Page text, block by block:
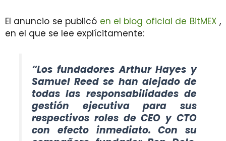
El anuncio se publicó en el blog oficial de BitMEX ,
en el que se lee explícitamente:
“Los fundadores Arthur Hayes y
Samuel Reed se han alejado de
todas las responsabilidades de
gestión ejecutiva para sus
respectivos roles de CEO y CTO
con efecto inmediato. Con su